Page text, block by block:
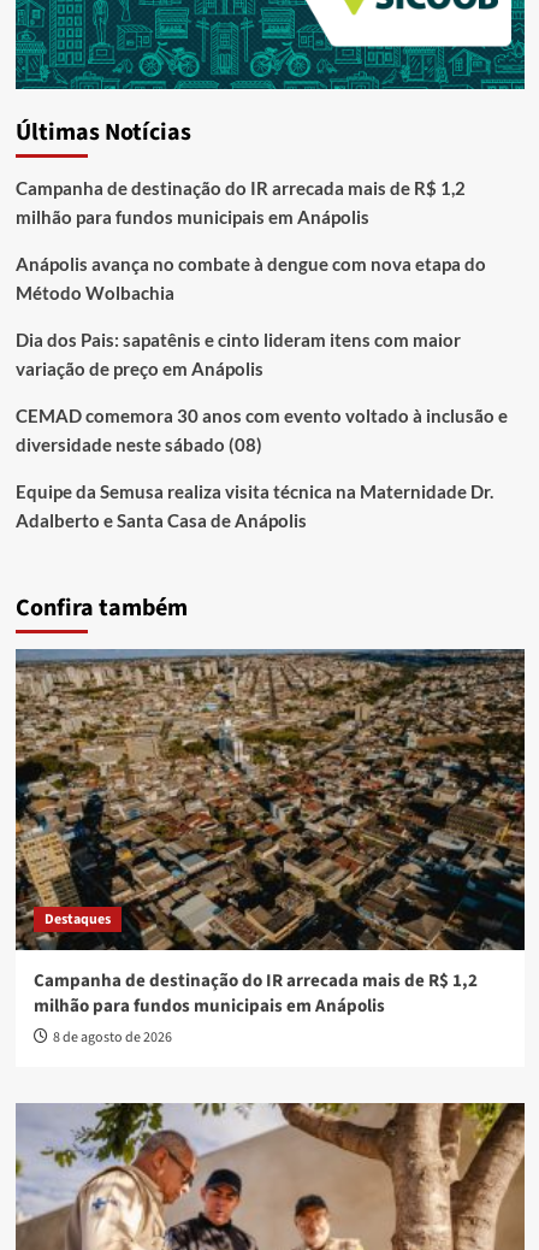
Últimas Notícias
Campanha de destinação do IR arrecada mais de R$ 1,2
milhão para fundos municipais em Anápolis
Anápolis avança no combate à dengue com nova etapa do
Método Wolbachia
Dia dos Pais: sapatênis e cinto lideram itens com maior
variação de preço em Anápolis
CEMAD comemora 30 anos com evento voltado à inclusão e
diversidade neste sábado (08)
Equipe da Semusa realiza visita técnica na Maternidade Dr.
Adalberto e Santa Casa de Anápolis
Confira também
Destaques
Campanha de destinação do IR arrecada mais de R$ 1,2
milhão para fundos municipais em Anápolis
8 de agosto de 2026